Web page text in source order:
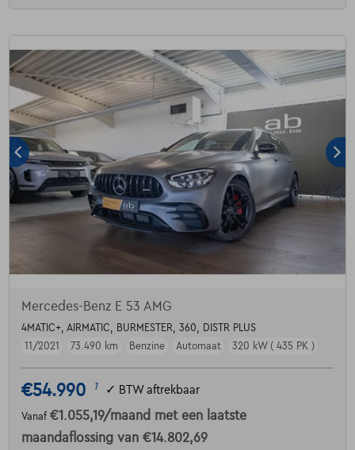
Mercedes-Benz E 53 AMG
4MATIC+, AIRMATIC, BURMESTER, 360, DISTR PLUS
11/2021
73.490 km Benzine Automaat 320 kW ( 435 PK )
€54.990 1 ✓ BTW aftrekbaar
Vanaf €1.055,19/maand met een laatste
maandaflossing van €14.802,69